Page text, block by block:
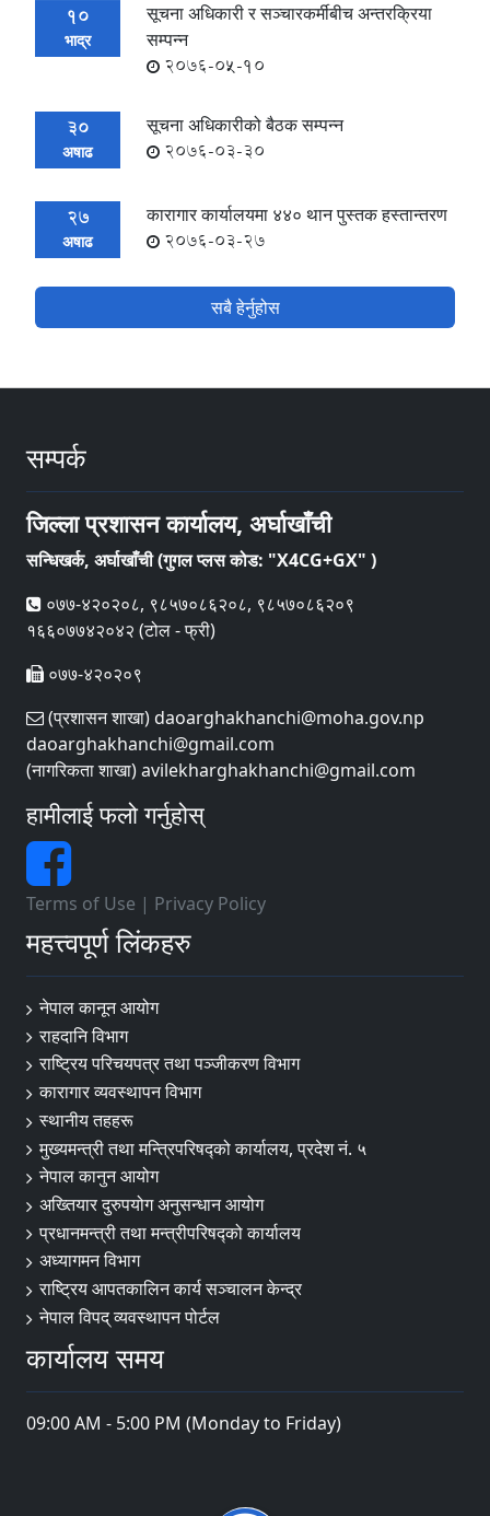
10
भाद्र
सूचना अधिकारी र सञ्‍चारकर्मीबीच अन्तरक्रिया
सम्पन्न
2076-05-10
30
अषाढ
सूचना अधिकारीको बैठक सम्पन्न
2076-03-30
27
अषाढ
कारागार कार्यालयमा ४४० थान पुस्तक हस्तान्तरण
2076-03-27
सबै हेर्नुहोस
सम्पर्क
जिल्ला प्रशासन कार्यालय, अर्घाखाँची
सन्धिखर्क, अर्घाखाँची (गुगल प्लस कोड: "X4CG+GX" )
०७७-४२०२०८, ९८५७०८६२०८, ९८५७०८६२०९
१६६०७७४२०४२ (टोल - फ्री)
०७७-४२०२०९
(प्रशासन शाखा) daoarghakhanchi@moha.gov.np
daoarghakhanchi@gmail.com
(नागरिकता शाखा) avilekharghakhanchi@gmail.com
हामीलाई फलो गर्नुहोस्
Terms of Use | Privacy Policy
महत्त्वपूर्ण लिंकहरु
नेपाल कानून आयोग
राहदानि विभाग
राष्ट्रिय परिचयपत्र तथा पञ्जीकरण विभाग
कारागार व्यवस्थापन विभाग
स्थानीय तहहरू
मुख्यमन्त्री तथा मन्त्रिपरिषद्को कार्यालय, प्रदेश नं. ५
नेपाल कानुन आयोग
अख्तियार दुरुपयोग अनुसन्धान आयोग
प्रधानमन्त्री तथा मन्त्रीपरिषद्को कार्यालय
अध्यागमन विभाग
राष्ट्रिय आपतकालिन कार्य सञ्चालन केन्द्र
नेपाल विपद् व्यवस्थापन पोर्टल
कार्यालय समय
09:00 AM - 5:00 PM (Monday to Friday)